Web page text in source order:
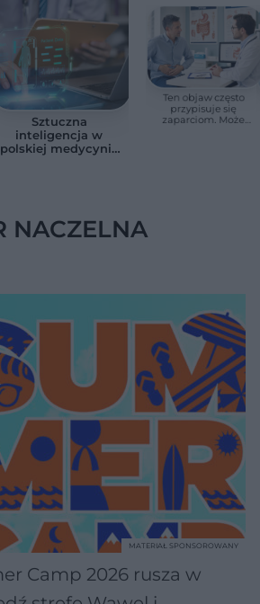
Sztuczna
inteligencja w
polskiej medycynie
Ten objaw często
przypisuje się
zaparciom. Może
NACZELNA
Camp 2026 rusza w
MATERIAŁ SPONSOROWANY